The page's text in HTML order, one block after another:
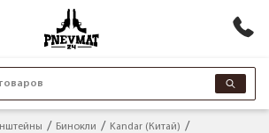
Бинокли
Kandar (Китай)